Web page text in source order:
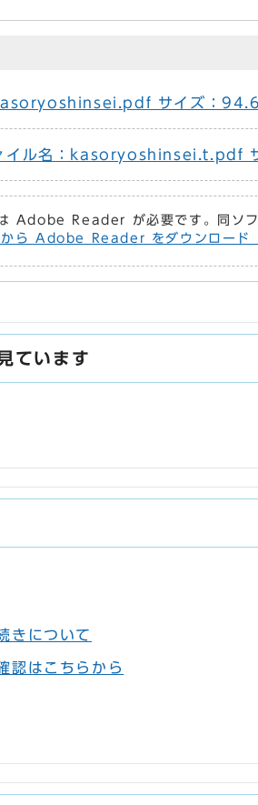
kasoryoshinsei.pdf サイズ：
ァイル名：kasoryoshinsei.t.pdf
Adobe Reader が必要です。同ソフ
ら Adobe Reader をダウンロード（
ています
きについて
認はこちらから